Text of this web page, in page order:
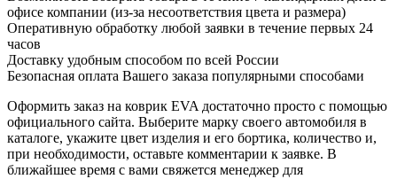
офисе компании (из-за несоответствия цвета и размера)
Оперативную обработку любой заявки в течение первых 24
часов
Доставку удобным способом по всей России
Безопасная оплата Вашего заказа популярными способами
Оформить заказ на коврик EVA достаточно просто с помощью
официального сайта. Выберите марку своего автомобиля в
каталоге, укажите цвет изделия и его бортика, количество и,
при необходимости, оставьте комментарии к заявке. В
ближайшее время с вами свяжется менеджер для